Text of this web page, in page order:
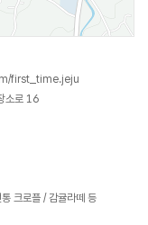
first_time.jeju
소로 16
크로플 / 감귤라떼 등